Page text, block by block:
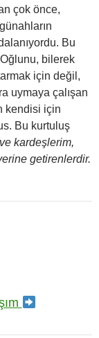
çok önce,
Bu
bilerek
için değil,
uymaya çalışan
kendisi için
Bu kurtuluş
kardeşlerim,
getirenlerdir.